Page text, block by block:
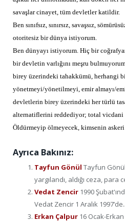
savaşlar cinayet, tüm devletler katildir.
Ben sınıfsız, sınırsız, savaşsız,
otoritesiz bir dünya istiyorum.
Ben dünyayı istiyorum. Hiç bir
bir devletin varlığını meşru
birey üzerindeki tahakkümü, herhangi
yönetmeyi/yönetilmeyi, emir almayı/
devletlerin birey üzerindeki her türlü
alternatiflerini reddediyor; total vicdani
Öldürmeyip ölmeyecek, kimsenin askeri
Ayrıca Bakınız:
Tayfun Gönül Tayfun
yargılandı, aldığı ceza, para
Vedat Zencir 1990
Vedat Zencir 1 Aralık
Erkan Çalpur 16 Ocak-